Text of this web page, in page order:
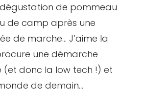
de pommeau
de camp après une
de marche… J’aime la
une démarche
(et donc la low tech !) et
de demain...